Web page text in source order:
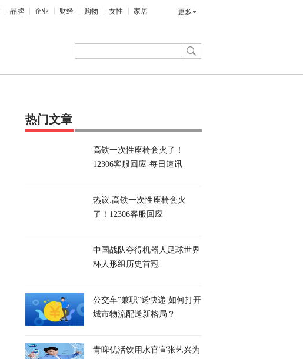
品牌 企业 财经 购物 女性 家居 更多
热门文章
高铁一次性座椅套火了！
12306客服回应-每日速讯
热议:高铁一次性座椅套火
了！12306客服回应
中国战队夺得机器人足球世界
杯人形组历史首冠
公交车“兼职”送快递 如何打开
城市物流配送新格局？
青啤优活饮用水官宣张艺兴为